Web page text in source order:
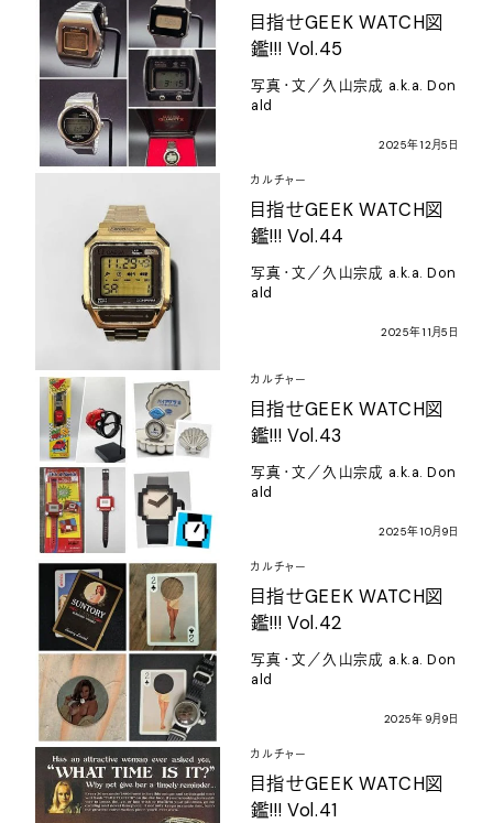
目指せGEEK WATCH図
鑑!!! Vol.45
写真・文／久山宗成 a.k.a. Don
ald
2025年12月5 日
カルチャー
目指せGEEK WATCH図
鑑!!! Vol.44
写真・文／久山宗成 a.k.a. Don
ald
2025年11月5 日
カルチャー
目指せGEEK WATCH図
鑑!!! Vol.43
写真・文／久山宗成 a.k.a. Don
ald
2025年10月9日
カルチャー
目指せGEEK WATCH図
鑑!!! Vol.42
写真・文／久山宗成 a.k.a. Don
ald
2025年 9月9日
カルチャー
目指せGEEK WATCH図
鑑!!! Vol.41